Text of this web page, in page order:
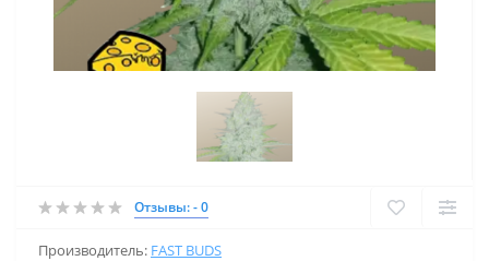
Отзывы: - 0
Производитель: FAST BUDS